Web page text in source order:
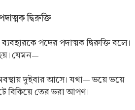
দ্বিরুক্তি
পদের পদাত্মক দ্বিরুক্তি বলে।
যেমন—
দুইবার আসে। যথা— ভয়ে ভয়ে
বিকিয়ে তের ভরা আপণ।